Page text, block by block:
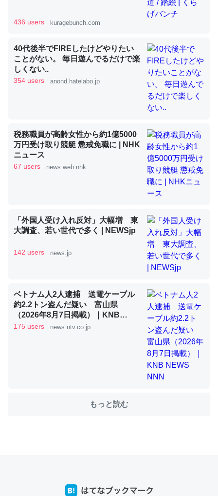
ど、短期記憶というには多い分量。進化すればするほど分
かりやすく強くなりそう
昆虫ってカルシウム少ないのか。知らんかった。調べたら
コオロギのカルシウム分はエビの600分の1程度。
論文では「淡水はカルシウムも酸素も不足してて両方に不
いる鋏角類（カブトガニ・ウミグモ）はカルシウムを使わ
ずキチンを強化してる筈だが、酵素が違うのか？
─ニュース :: 【研究発表】昆虫学の大問題＝「昆虫はなぜ海にいな
これを元に考えるとカルシウムを大量に使う脊椎動物と貝
類は苦労してるんだな…。腹足類だと殻を無くしてナメク
─ニュース :: 【研究発表】昆虫学の大問題＝「昆虫はなぜ海にいな
436 users kuragebunch.com
40代後半でFIREしたけどやりたい
ことがない。 毎日遊んでるだけで楽
しくない..
354 users anond.hatelabo.jp
税務職員が高齢女性から約1億5000
万円受け取り競艇 懲戒免職に | NHK
ニュース
67 users news.web.nhk
「外国人受け入れ反対」大幅増 東
大調査、若い世代で多く | NEWSjp
142 users news.jp
ベトナム人2人逮捕 送電ケーブル
約2.2トン盗んだ疑い 富山県
（2026年8月7日掲載）｜KNB
NEWS NNN
175 users news.ntv.co.jp
もっと読む